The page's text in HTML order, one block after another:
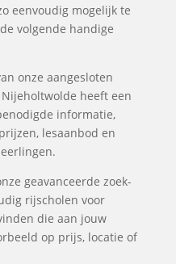
eenvoudig mogelijk te
volgende handige
onze aangesloten
heeft een
informatie,
lesaanbod en
geavanceerde zoek-
rijscholen voor
die aan jouw
op prijs, locatie of